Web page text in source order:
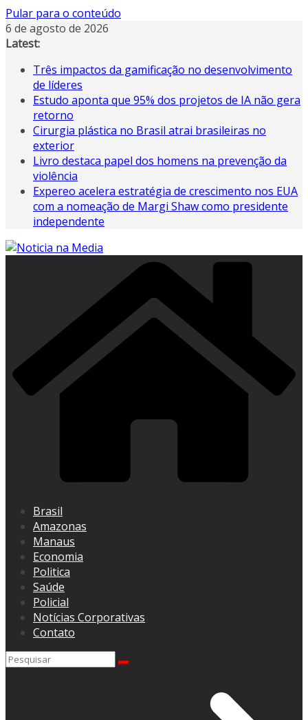
Pular para o conteúdo
6 de agosto de 2026
Latest:
Três impactos da gamificação no desenvolvimento
de líderes
Estudo aponta que 95% dos projetos de IA não gera
retorno
Cirurgia plástica no Brasil atrai brasileiras no
exterior
Livro destaca papel dos homens na prevenção da
violência
Expereo acelera estratégia de crescimento nos EUA
com a nomeação de Margi Shaw como presidente
independente
Brasil
Amazonas
Manaus
Economia
Politica
Saúde
Policial
Notícias Corporativas
Contato